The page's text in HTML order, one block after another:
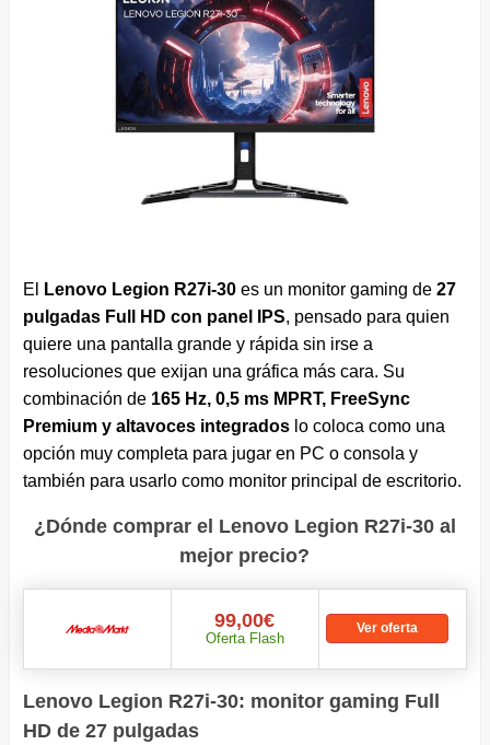
El Lenovo Legion R27i-30es un monitor gaming de 27
pulgadas Full HD con panel IPS, pensado para quien
quiere una pantalla grande y rápida sin irse a
resoluciones que exijan una gráfica más cara. Su
combinación de 165 Hz, 0,5 ms MPRT, FreeSync
Premium y altavoces integradoslo coloca como una
opción muy completa para jugar en PC o consola y
también para usarlo como monitor principal de escritorio.
¿Dónde comprar el Lenovo Legion R27i-30 al
mejor precio?
99,00€
Oferta Flash
Ver oferta
Lenovo Legion R27i-30: monitor gaming Full
HD de 27 pulgadas